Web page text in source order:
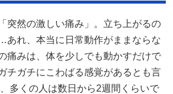
突然の激しい痛み」。立ち上がるの
あれ、本当に日常動作がままならな
痛みは、体を少しでも動かすだけで
チガチにこわばる感覚があるとも言
多くの人は数日から2週間くらいで